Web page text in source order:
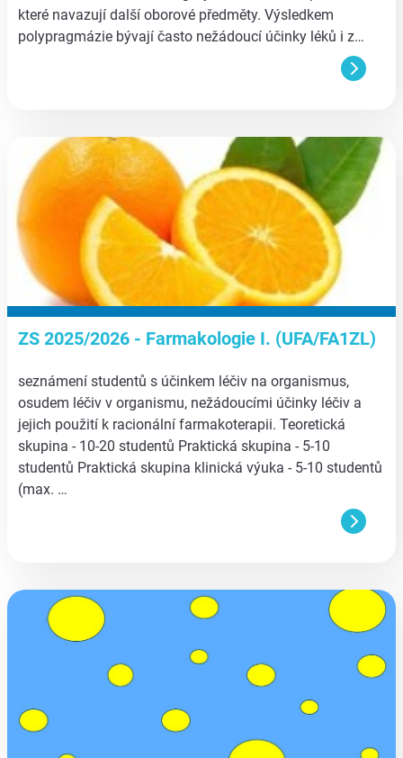
které navazují další oborové předměty. Výsledkem
polypragmázie bývají často nežádoucí účinky léků i z…
ZS 2025/2026 - Farmakologie I. (UFA/FA1ZL)
seznámení studentů s účinkem léčiv na organismus,
osudem léčiv v organismu, nežádoucími účinky léčiv a
jejich použití k racionální farmakoterapii. Teoretická
skupina - 10-20 studentů Praktická skupina - 5-10
studentů Praktická skupina klinická výuka - 5-10 studentů
(max. …
aa